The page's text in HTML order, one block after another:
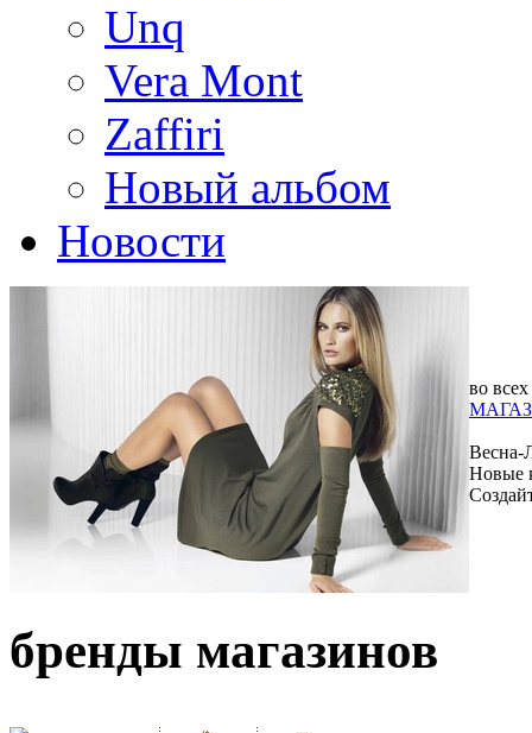
Unq
Vera Mont
Zaffiri
Новый альбом
Новости
во всех
Весна-
Новые
бренды магазинов